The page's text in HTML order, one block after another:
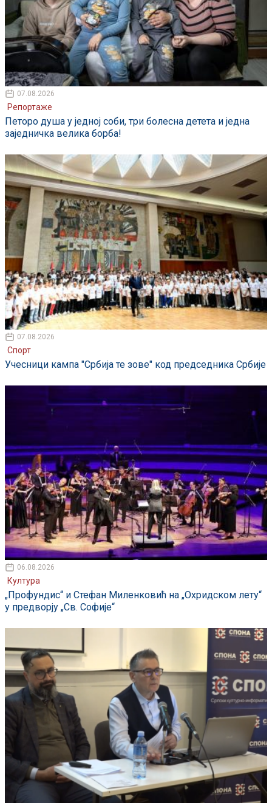
07.08.2026
Репортаже
Петоро душа у једној соби, три болесна детета и једна
заједничка велика борба!
07.08.2026
Спорт
Учесници кампа "Србија те зове" код председника Србије
06.08.2026
Култура
„Профундис“ и Стефан Миленковић на „Охридском лету“
у предворју „Св. Софије“